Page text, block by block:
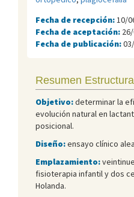
Fecha de recepción: 10/
Fecha de aceptación:
Fecha de publicación:
Resumen
Objetivo:determinar la
evolución natural en
posicional.
Diseño:ensayo clínico
Emplazamiento:
fisioterapia infantil y dos
Holanda.